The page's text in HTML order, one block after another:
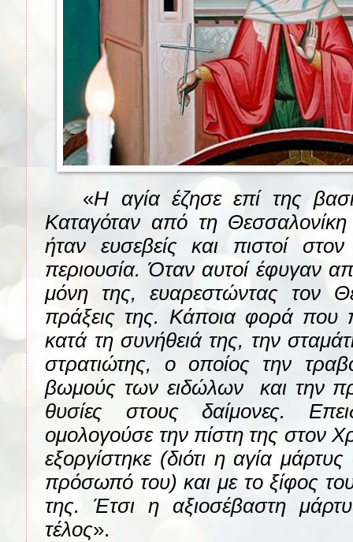
«Η αγία έζησε επί της
Καταγόταν από τη Θεσσαλονίκη
ήταν ευσεβείς και πιστοί
περιουσία. Όταν αυτοί έφυγαν
μόνη της, ευαρεστώντας τον
πράξεις της. Κάποια φορά που
κατά τη συνήθειά της, την
στρατιώτης, ο οποίος την
βωμούς των ειδώλων
και την
θυσίες στους δαίμονες.
ομολογούσε την πίστη της στον
εξοργίστηκε (διότι η αγία
πρόσωπό του) και με το ξίφος
της. Έτσι η αξιοσέβαστη
τέλος».